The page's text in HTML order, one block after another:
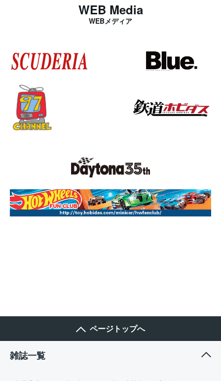
WEB Media
WEBメディア
ページトップへ
雑誌一覧